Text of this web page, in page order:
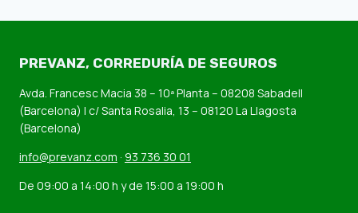
PREVANZ, CORREDURÍA DE SEGUROS
Avda. Francesc Macia 38 – 10ª Planta – 08208 Sabadell
(Barcelona) | c/ Santa Rosalia, 13 – 08120 La Llagosta
(Barcelona)
info@prevanz.com · 93 736 30 01
De 09:00 a 14:00 h y de 15:00 a 19:00 h